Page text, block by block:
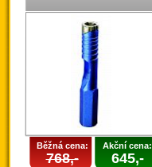
Běžná cena:
768,-
Akční cena:
645,-